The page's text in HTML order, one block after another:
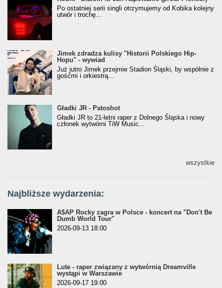
[Official Music Visualiser]
Po ostatniej serii singli otrzymujemy od Kobika kolejny
utwór i trochę...
Jimek zdradza kulisy "Historii Polskiego Hip-
Hopu" - wywiad
Jimek zdradza kulisy "Historii Polskiego Hip-
Hopu" - wywiad
Już jutro Jimek przejmie Stadion Śląski, by wspólnie z
gośćmi i orkiestrą...
Gładki JR - Patoshot
Gładki JR - Patoshot
Gładki JR to 21-letni raper z Dolnego Śląska i nowy
członek wytwórni TiW Music...
wszystkie
Najbliższe wydarzenia:
A$AP Rocky zagra w Polsce - koncert na "Don't Be
Dumb World Tour"
2026-09-13 18:00
Lute - raper związany z wytwórnią Dreamville
wystąpi w Warszawie
2026-09-17 19:00